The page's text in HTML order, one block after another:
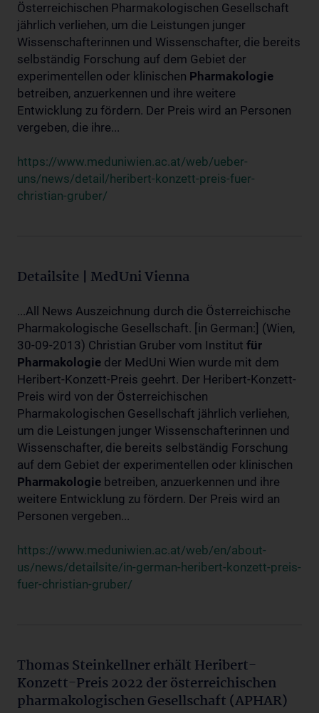
Österreichischen Pharmakologischen Gesellschaft
jährlich verliehen, um die Leistungen junger
Wissenschafterinnen und Wissenschafter, die bereits
selbständig Forschung auf dem Gebiet der
experimentellen oder klinischen Pharmakologie
betreiben, anzuerkennen und ihre weitere
Entwicklung zu fördern. Der Preis wird an Personen
vergeben, die ihre...
https://www.meduniwien.ac.at/web/ueber-
uns/news/detail/heribert-konzett-preis-fuer-
christian-gruber/
Detailsite | MedUni Vienna
...All News Auszeichnung durch die Österreichische
Pharmakologische Gesellschaft. [in German:] (Wien,
30-09-2013) Christian Gruber vom Institut für
Pharmakologie der MedUni Wien wurde mit dem
Heribert-Konzett-Preis geehrt. Der Heribert-Konzett-
Preis wird von der Österreichischen
Pharmakologischen Gesellschaft jährlich verliehen,
um die Leistungen junger Wissenschafterinnen und
Wissenschafter, die bereits selbständig Forschung
auf dem Gebiet der experimentellen oder klinischen
Pharmakologie betreiben, anzuerkennen und ihre
weitere Entwicklung zu fördern. Der Preis wird an
Personen vergeben...
https://www.meduniwien.ac.at/web/en/about-
us/news/detailsite/in-german-heribert-konzett-preis-
fuer-christian-gruber/
Thomas Steinkellner erhält Heribert-
Konzett-Preis 2022 der österreichischen
pharmakologischen Gesellschaft (APHAR)